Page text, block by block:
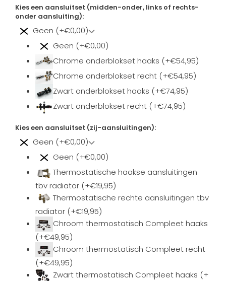
Kies een aansluitset (midden-onder, links of rechts-
onder aansluiting):
Geen (+€0,00)
Geen (+€0,00)
Chrome onderblokset haaks (+€54,95)
Chrome onderblokset recht (+€54,95)
Zwart onderblokset haaks (+€74,95)
Zwart onderblokset recht (+€74,95)
Kies een aansluitset (zij-aansluitingen):
Geen (+€0,00)
Geen (+€0,00)
Thermostatische haakse aansluitingen
tbv radiator (+€19,95)
Thermostatische rechte aansluitingen tbv
radiator (+€19,95)
Chroom thermostatisch Compleet haaks
(+€49,95)
Chroom thermostatisch Compleet recht
(+€49,95)
Zwart thermostatisch Compleet haaks (+